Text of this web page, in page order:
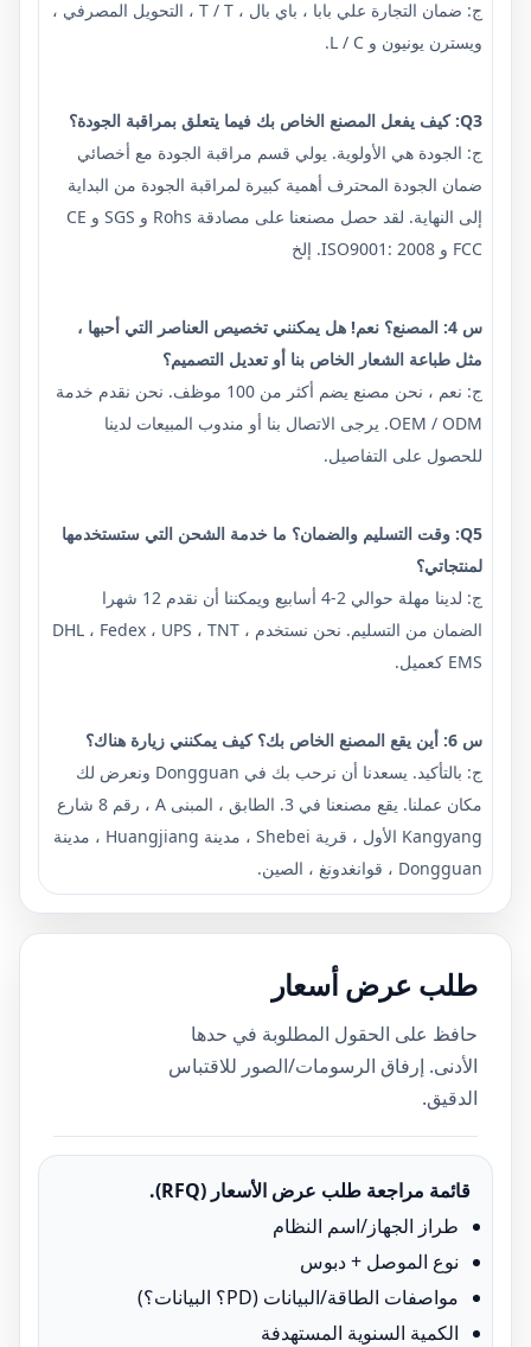
ج: ضمان التجارة علي بابا ، باي بال ، T / T ، التحويل المصرفي ،
ويسترن يونيون و L / C.
Q3: كيف يفعل المصنع الخاص بك فيما يتعلق بمراقبة الجودة؟
ج: الجودة هي الأولوية. يولي قسم مراقبة الجودة مع أخصائي
ضمان الجودة المحترف أهمية كبيرة لمراقبة الجودة من البداية
إلى النهاية. لقد حصل مصنعنا على مصادقة Rohs و SGS و CE
FCC و ISO9001: 2008. إلخ
س 4: المصنع؟ نعم! هل يمكنني تخصيص العناصر التي أحبها ،
مثل طباعة الشعار الخاص بنا أو تعديل التصميم؟
ج: نعم ، نحن مصنع يضم أكثر من 100 موظف. نحن نقدم خدمة
OEM / ODM. يرجى الاتصال بنا أو مندوب المبيعات لدينا
للحصول على التفاصيل.
Q5: وقت التسليم والضمان؟ ما خدمة الشحن التي ستستخدمها
لمنتجاتي؟
ج: لدينا مهلة حوالي 2-4 أسابيع ويمكننا أن نقدم 12 شهرا
الضمان من التسليم. نحن نستخدم DHL ، Fedex ، UPS ، TNT ،
EMS كعميل.
س 6: أين يقع المصنع الخاص بك؟ كيف يمكنني زيارة هناك؟
ج: بالتأكيد. يسعدنا أن نرحب بك في Dongguan ونعرض لك
مكان عملنا. يقع مصنعنا في 3. الطابق ، المبنى A ، رقم 8 شارع
Kangyang الأول ، قرية Shebei ، مدينة Huangjiang ، مدينة
Dongguan ، قوانغدونغ ، الصين.
طلب عرض أسعار
حافظ على الحقول المطلوبة في حدها
الأدنى. إرفاق الرسومات/الصور للاقتباس
الدقيق.
قائمة مراجعة طلب عرض الأسعار (RFQ).
طراز الجهاز/اسم النظام
نوع الموصل + دبوس
مواصفات الطاقة/البيانات (PD؟ البيانات؟)
الكمية السنوية المستهدفة